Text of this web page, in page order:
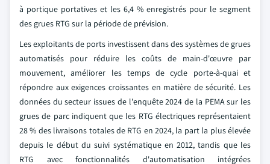
à portique portatives et les 6,4 % enregistrés pour le segment
des grues RTG sur la période de prévision.
Les exploitants de ports investissent dans des systèmes de grues
automatisés pour réduire les coûts de main-d'œuvre par
mouvement, améliorer les temps de cycle porte-à-quai et
répondre aux exigences croissantes en matière de sécurité. Les
données du secteur issues de l'enquête 2024 de la PEMA sur les
grues de parc indiquent que les RTG électriques représentaient
28 % des livraisons totales de RTG en 2024, la part la plus élevée
depuis le début du suivi systématique en 2012, tandis que les
RTG avec fonctionnalités d'automatisation intégrées